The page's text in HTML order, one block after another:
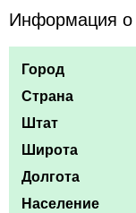
Информация о
Город
Страна
Штат
Широта
Долгота
Население